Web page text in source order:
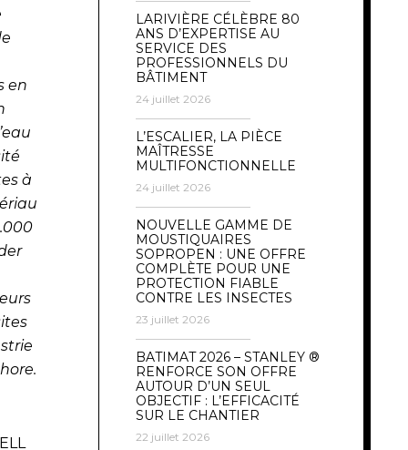
en
à
LARIVIÈRE CÉLÈBRE 80
ANS D’EXPERTISE AU
SERVICE DES
PROFESSIONNELS DU
BÂTIMENT
24 juillet 2026
L’ESCALIER, LA PIÈCE
MAÎTRESSE
MULTIFONCTIONNELLE
24 juillet 2026
NOUVELLE GAMME DE
MOUSTIQUAIRES
SOPROPEN : UNE OFFRE
COMPLÈTE POUR UNE
PROTECTION FIABLE
CONTRE LES INSECTES
23 juillet 2026
BATIMAT 2026 – STANLEY ®
RENFORCE SON OFFRE
AUTOUR D’UN SEUL
OBJECTIF : L’EFFICACITÉ
SUR LE CHANTIER
22 juillet 2026